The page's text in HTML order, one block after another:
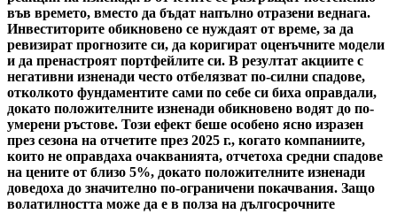
във времето, вместо да бъдат напълно отразени веднага.
Инвеститорите обикновено се нуждаят от време, за да
ревизират прогнозите си, да коригират оценъчните модели
и да пренастроят портфейлите си. В резултат акциите с
негативни изненади често отбелязват по-силни спадове,
отколкото фундаментите сами по себе си биха оправдали,
докато положителните изненади обикновено водят до по-
умерени ръстове. Този ефект беше особено ясно изразен
през сезона на отчетите през 2025 г., когато компаниите,
които не оправдаха очакванията, отчетоха средни спадове
на цените от близо 5%, докато положителните изненади
доведоха до значително по-ограничени покачвания. Защо
волатилността може да е в полза на дългосрочните